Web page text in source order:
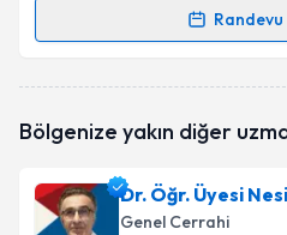
Takvim
Randevu Takvimi
oluşturun. Size bu
E-posta Adresiniz
Bölgenize yakın diğer
Dr. Öğr. Üyesi
Genel Cerrahi